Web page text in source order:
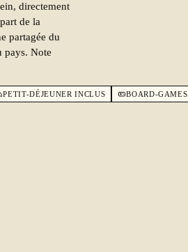
directement
de la
partagée du
pays. Note
PETIT-DÉJEUNER INCLUS
BOARD-GAMES